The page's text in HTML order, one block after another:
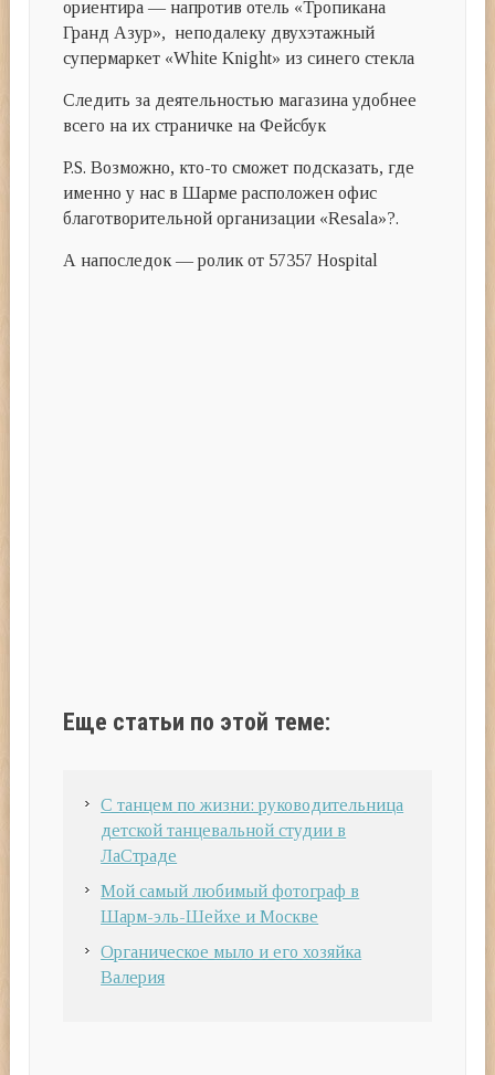
ориентира — напротив отель «Тропикана
Гранд Азур», неподалеку двухэтажный
супермаркет «White Knight» из синего стекла
Следить за деятельностью магазина удобнее
всего на их страничке на Фейсбук
P.S. Возможно, кто-то сможет подсказать, где
именно у нас в Шарме расположен офис
благотворительной организации «Resala»?.
А напоследок — ролик от 57357 Hospital
Еще статьи по этой теме:
С танцем по жизни: руководительница
детской танцевальной студии в
ЛаСтраде
Мой самый любимый фотограф в
Шарм-эль-Шейхе и Москве
Органическое мыло и его хозяйка
Валерия